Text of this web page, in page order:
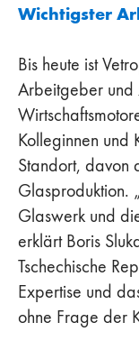
Wichtigster
Bis heute ist
Arbeitgeber und
Kolleginnen und
Standort, davon
Glasproduktion.
Glaswerk und
erklärt Boris
Tschechische
Expertise und
ohne Frage der